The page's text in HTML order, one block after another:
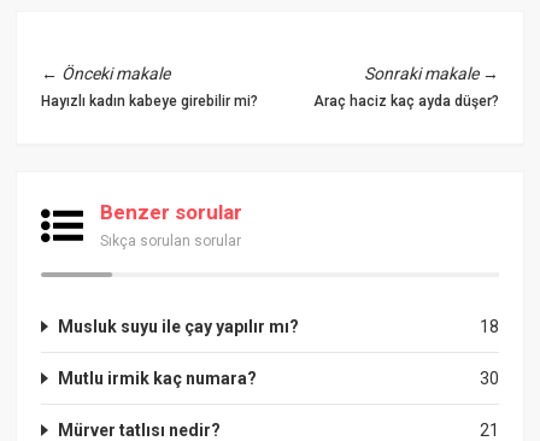
← Önceki makale
Hayızlı kadın kabeye girebilir mi?
Sonraki makale→
Araç haciz kaç ayda düşer?
Benzer sorular
Sıkça sorulan sorular
18
Musluk suyu ile çay yapılır mı?
30
Mutlu irmik kaç numara?
21
Mürver tatlısı nedir?